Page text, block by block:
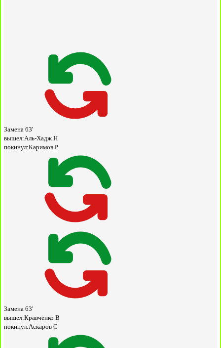
Замена 63'
вышел:Аль-Хадж Н
покинул:Каримов Р
Замена 63'
вышел:Кравченко В
покинул:Аскаров С